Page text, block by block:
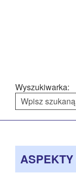
Wyszukiwarka:
główne
ASPEKTY